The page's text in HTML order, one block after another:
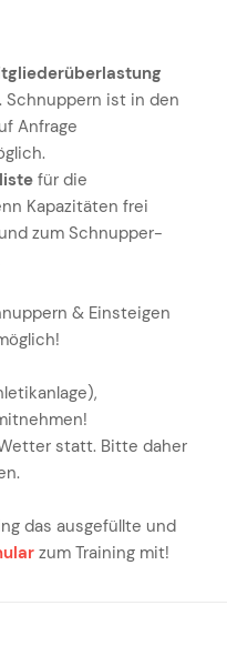
Schnuppern ist in den
Anfrage
für die
Kapazitäten frei
zum Schnupper-
& Einsteigen
statt. Bitte daher
das ausgefüllte und
zum Training mit!